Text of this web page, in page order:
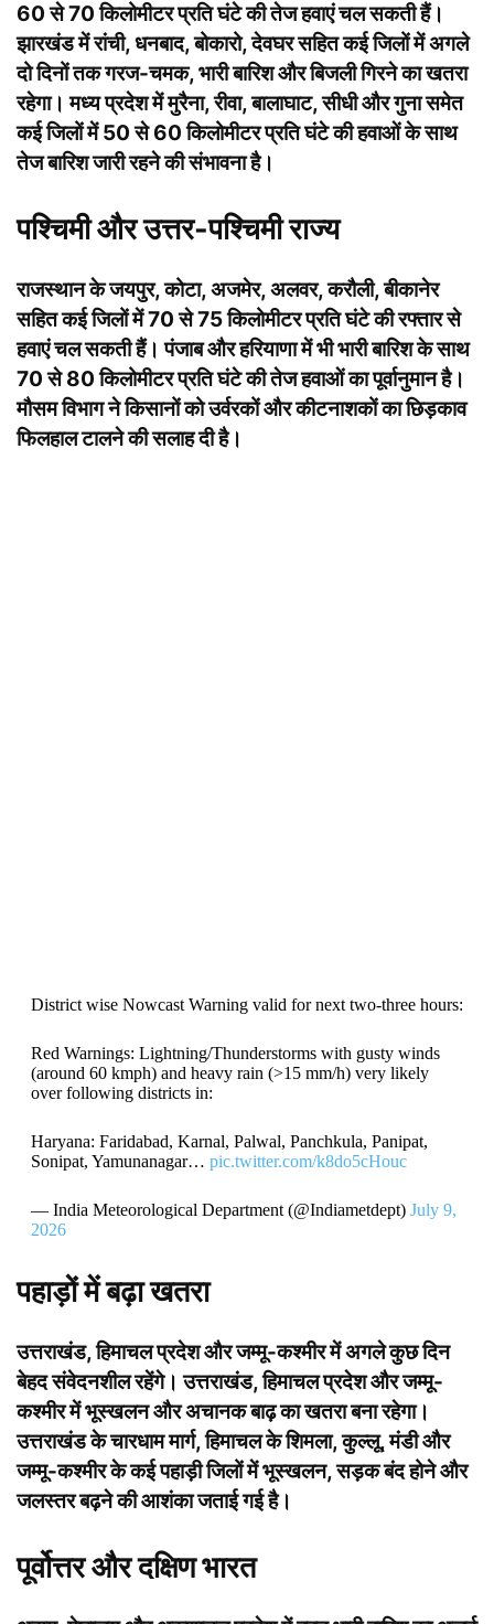
60 से 70 किलोमीटर प्रति घंटे की तेज हवाएं चल सकती हैं।
झारखंड में रांची, धनबाद, बोकारो, देवघर सहित कई जिलों में अगले
दो दिनों तक गरज-चमक, भारी बारिश और बिजली गिरने का खतरा
रहेगा। मध्य प्रदेश में मुरैना, रीवा, बालाघाट, सीधी और गुना समेत
कई जिलों में 50 से 60 किलोमीटर प्रति घंटे की हवाओं के साथ
तेज बारिश जारी रहने की संभावना है।
पश्चिमी और उत्तर-पश्चिमी राज्य
राजस्थान के जयपुर, कोटा, अजमेर, अलवर, करौली, बीकानेर
सहित कई जिलों में 70 से 75 किलोमीटर प्रति घंटे की रफ्तार से
हवाएं चल सकती हैं। पंजाब और हरियाणा में भी भारी बारिश के साथ
70 से 80 किलोमीटर प्रति घंटे की तेज हवाओं का पूर्वानुमान है।
मौसम विभाग ने किसानों को उर्वरकों और कीटनाशकों का छिड़काव
फिलहाल टालने की सलाह दी है।
District wise Nowcast Warning valid for next two-three hours:
Red Warnings: Lightning/Thunderstorms with gusty winds
(around 60 kmph) and heavy rain (>15 mm/h) very likely
over following districts in:
Haryana: Faridabad, Karnal, Palwal, Panchkula, Panipat,
Sonipat, Yamunanagar… pic.twitter.com/k8do5cHouc
— India Meteorological Department (@Indiametdept) July 9,
2026
पहाड़ों में बढ़ा खतरा
उत्तराखंड, हिमाचल प्रदेश और जम्मू-कश्मीर में अगले कुछ दिन
बेहद संवेदनशील रहेंगे। उत्तराखंड, हिमाचल प्रदेश और जम्मू-
कश्मीर में भूस्खलन और अचानक बाढ़ का खतरा बना रहेगा।
उत्तराखंड के चारधाम मार्ग, हिमाचल के शिमला, कुल्लू, मंडी और
जम्मू-कश्मीर के कई पहाड़ी जिलों में भूस्खलन, सड़क बंद होने और
जलस्तर बढ़ने की आशंका जताई गई है।
पूर्वोत्तर और दक्षिण भारत